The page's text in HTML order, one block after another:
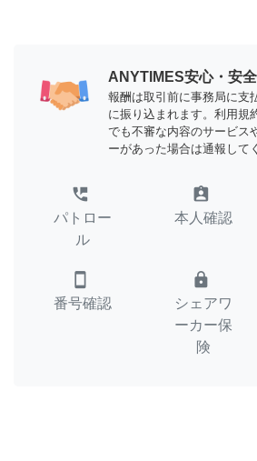
ANYTIMES安心・安
報酬は取引前に事務局に支
に振り込まれます。利用規
でも不審な内容のサービス
ーがあった場合は通報して
perm_phone_msg
パトロー
ル
assignment_ind
本人確認
smartphone
番号確認
lock
シェアワ
ーカー保
険